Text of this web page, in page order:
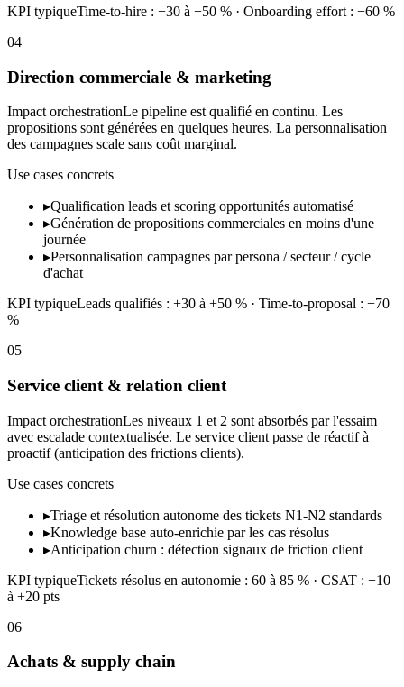
KPI typiqueTime-to-hire : −30 à −50 % · Onboarding effort : −60 %
04
Direction commerciale & marketing
Impact orchestrationLe pipeline est qualifié en continu. Les
propositions sont générées en quelques heures. La personnalisation
des campagnes scale sans coût marginal.
Use cases concrets
▸Qualification leads et scoring opportunités automatisé
▸Génération de propositions commerciales en moins d'une
journée
▸Personnalisation campagnes par persona / secteur / cycle
d'achat
KPI typiqueLeads qualifiés : +30 à +50 % · Time-to-proposal : −70
%
05
Service client & relation client
Impact orchestrationLes niveaux 1 et 2 sont absorbés par l'essaim
avec escalade contextualisée. Le service client passe de réactif à
proactif (anticipation des frictions clients).
Use cases concrets
▸Triage et résolution autonome des tickets N1-N2 standards
▸Knowledge base auto-enrichie par les cas résolus
▸Anticipation churn : détection signaux de friction client
KPI typiqueTickets résolus en autonomie : 60 à 85 % · CSAT : +10
à +20 pts
06
Achats & supply chain